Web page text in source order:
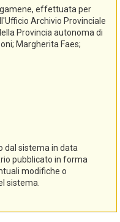
effettuata per
Archivio Provinciale
Provincia autonoma di
Margherita Faes;
Pfeifer e ultimata nel
alla versione
formato nella sezione
degli archivi storici
dei dati sono state
librari archivistici e
Odorizzi, Renata
Arcadia) nel corso
dal sistema in data
pubblicato in forma
modifiche o
sistema.